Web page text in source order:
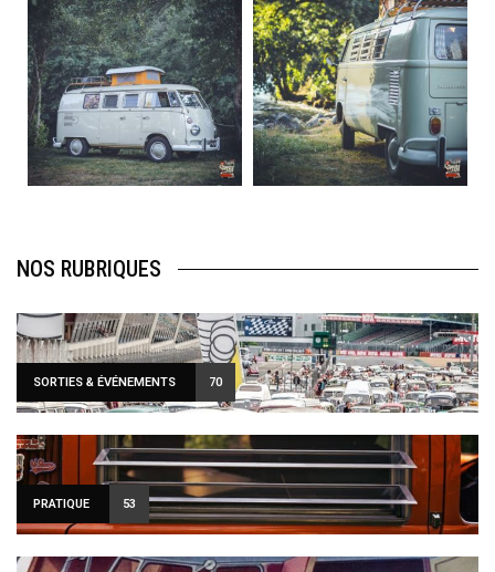
Août 10
120
0
Août 10
108
0
NOS RUBRIQUES
SORTIES & ÉVÉNEMENTS 70
PRATIQUE 53